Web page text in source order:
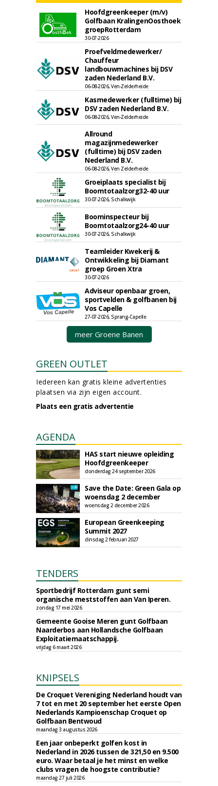
Hoofdgreenkeeper (m/v)
Golfbaan KralingenOosthoek
groepRotterdam
30-07-2026
Proefveldmedewerker/
Chauffeur
landbouwmachines bij DSV
zaden Nederland B.V.
06-08-2026, Ven-Zelderheide
Kasmedewerker (fulltime) bij
DSV zaden Nederland B.V.
06-08-2026, Ven-Zelderheide
Allround
magazijnmedewerker
(fulltime) bij DSV zaden
Nederland B.V.
06-08-2026, Ven Zelderheide
Groeiplaats specialist bij
Boomtotaalzorg32-40 uur
30-07-2026, Schalkwijk
Boominspecteur bij
Boomtotaalzorg24-40 uur
30-07-2026, Schalkwijk
Teamleider Kwekerij &
Ontwikkeling bij Diamant
groep Groen Xtra
30-07-2026
Adviseur openbaar groen,
sportvelden & golfbanen bij
Vos Capelle
27-07-2026, Sprang-Capelle
meer Groene Banen
GREEN OUTLET
Iedereen kan gratis kleine advertenties
plaatsen via zijn eigen account.
Plaats een gratis advertentie
AGENDA
HAS start nieuwe opleiding
Hoofdgreenkeeper
donderdag 24 september 2026
Save the Date: Green Gala op
woensdag 2 december
woensdag 2 december 2026
European Greenkeeping
Summit 2027
dinsdag 2 februari 2027
TENDERS
Sportbedrijf Rotterdam gunt semi
organische meststoffen aan Van Iperen.
zondag 17 mei 2026
Gemeente Gooise Meren gunt Golfbaan
Naarderbos aan Hollandsche Golfbaan
Exploitatiemaatschappij.
vrijdag 6 maart 2026
KNIPSELS
De Croquet Vereniging Nederland houdt van
7 tot en met 20 september het eerste Open
Nederlands Kampioenschap Croquet op
Golfbaan Bentwoud
maandag 3 augustus 2026
Een jaar onbeperkt golfen kost in
Nederland in 2026 tussen de 321,50 en 9.500
euro. Waar betaal je het minst en welke
clubs vragen de hoogste contributie?
maandag 27 juli 2026